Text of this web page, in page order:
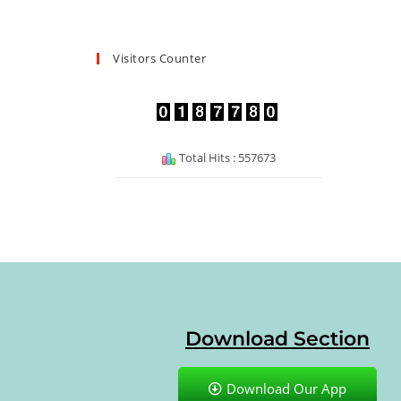
Visitors Counter
Total Hits : 557673
Download Section
Download Our App